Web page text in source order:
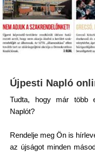
Újpesti Napló
Tudta, hogy már több
Naplót?
Rendelje meg Ön is
az újságot minden